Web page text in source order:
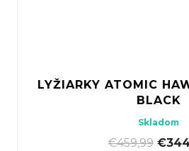
LYŽIARKY ATOMIC
BLACK
Skladom
€459,99